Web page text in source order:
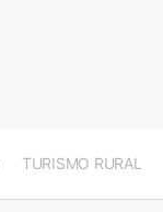
TURISMO RURAL